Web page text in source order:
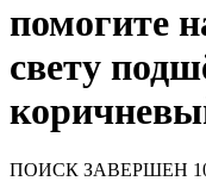
помогите
свету
ПОИСК ЗАВЕРШЕН